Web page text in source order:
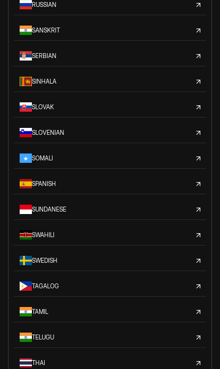
RUSSIAN
SANSKRIT
SERBIAN
SINHALA
SLOVAK
SLOVENIAN
SOMALI
SPANISH
SUNDANESE
SWAHILI
SWEDISH
TAGALOG
TAMIL
TELUGU
THAI